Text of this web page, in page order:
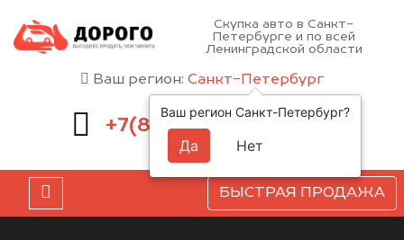
Скупка авто в Санкт-
Петербурге и по всей
Ленинградской области
Ваш регион: Санкт-Петербург
+7(812)660-51-43
БЫСТРАЯ ПРОДАЖА
Ваш регион Санкт-Петербург?
Да Нет